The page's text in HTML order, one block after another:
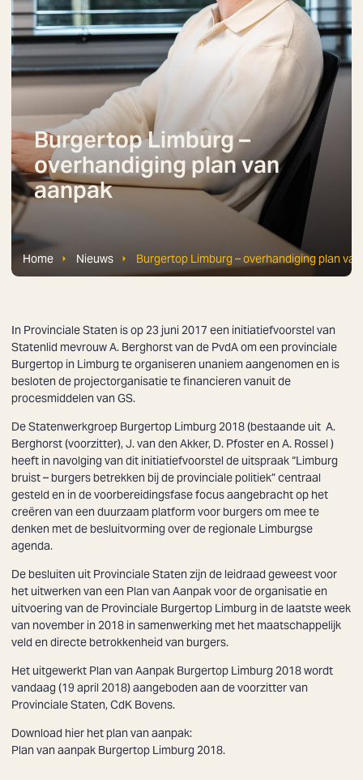
Burgertop Limburg –
overhandiging plan van
aanpak
Home Nieuws Burgertop Limburg – overhandiging plan
In Provinciale Staten is op 23 juni 2017 een initiatiefvoorstel van
Statenlid mevrouw A. Berghorst van de PvdA om een provinciale
Burgertop in Limburg te organiseren unaniem aangenomen en is
besloten de projectorganisatie te financieren vanuit de
procesmiddelen van GS.
De Statenwerkgroep Burgertop Limburg 2018 (bestaande uit A.
Berghorst (voorzitter), J. van den Akker, D. Pfoster en A. Rossel )
heeft in navolging van dit initiatiefvoorstel de uitspraak “Limburg
bruist – burgers betrekken bij de provinciale politiek” centraal
gesteld en in de voorbereidingsfase focus aangebracht op het
creëren van een duurzaam platform voor burgers om mee te
denken met de besluitvorming over de regionale Limburgse
agenda.
De besluiten uit Provinciale Staten zijn de leidraad geweest voor
het uitwerken van een Plan van Aanpak voor de organisatie en
uitvoering van de Provinciale Burgertop Limburg in de laatste week
van november in 2018 in samenwerking met het maatschappelijk
veld en directe betrokkenheid van burgers.
Het uitgewerkt Plan van Aanpak Burgertop Limburg 2018 wordt
vandaag (19 april 2018) aangeboden aan de voorzitter van
Provinciale Staten, CdK Bovens.
Download hier het plan van aanpak:
Plan van aanpak Burgertop Limburg 2018.